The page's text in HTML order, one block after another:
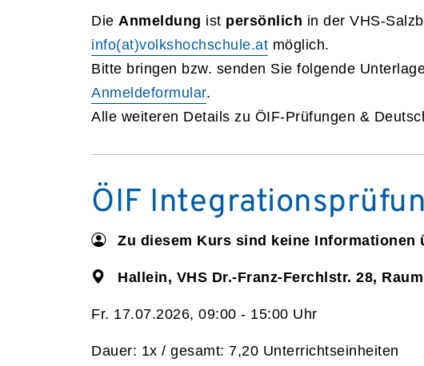
Die Anmeldung ist persönlich in der VHS-
info(at)volkshochschule.at möglich.
Bitte bringen bzw. senden Sie folgende
Anmeldeformular.
Alle weiteren Details zu ÖIF-Prüfungen &
ÖIF
Zu diesem Kurs sind keine Informationen
Hallein, VHS Dr.-Franz-Ferchlstr. 28,
Fr. 17.07.2026, 09:00 - 15:00 Uhr
Dauer: 1x / gesamt: 7,20 Unterrichtseinheiten